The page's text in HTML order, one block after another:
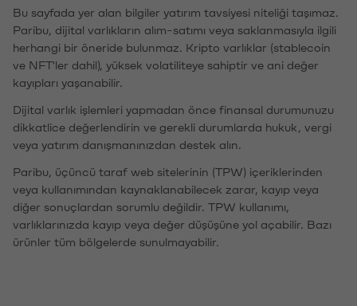
Bu sayfada yer alan bilgiler yatırım tavsiyesi niteliği taşımaz.
Paribu, dijital varlıkların alım-satımı veya saklanmasıyla ilgili
herhangi bir öneride bulunmaz. Kripto varlıklar (stablecoin
ve NFT'ler dahil), yüksek volatiliteye sahiptir ve ani değer
kayıpları yaşanabilir.
Dijital varlık işlemleri yapmadan önce finansal durumunuzu
dikkatlice değerlendirin ve gerekli durumlarda hukuk, vergi
veya yatırım danışmanınızdan destek alın.
Paribu, üçüncü taraf web sitelerinin (TPW) içeriklerinden
veya kullanımından kaynaklanabilecek zarar, kayıp veya
diğer sonuçlardan sorumlu değildir. TPW kullanımı,
varlıklarınızda kayıp veya değer düşüşüne yol açabilir. Bazı
ürünler tüm bölgelerde sunulmayabilir.